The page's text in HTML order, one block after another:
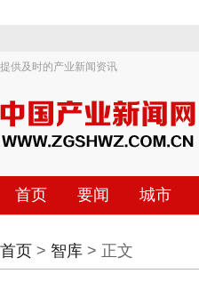
提供及时的产业新闻资讯
首页 要闻 城市
首页 > 智库 > 正文